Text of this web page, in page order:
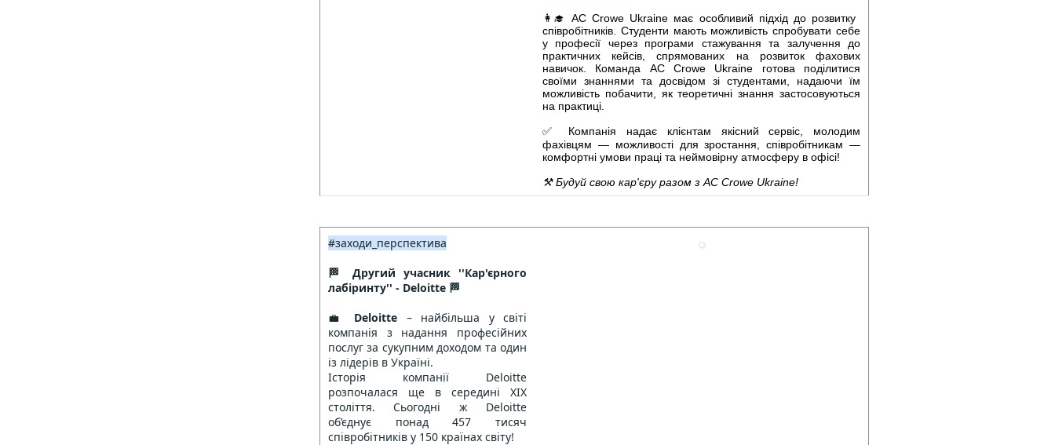
👩‍🎓 AC Crowe Ukraine має особливий підхід до розвитку
співробітників. Студенти мають можливість спробувати себе
у професії через програми стажування та залучення до
практичних кейсів, спрямованих на розвиток фахових
навичок. Команда AC Crowe Ukraine готова поділитися
своїми знаннями та досвідом зі студентами, надаючи їм
можливість побачити, як теоретичні знання застосовуються
на практиці.
✅ Компанія надає клієнтам якісний сервіс, молодим
фахівцям — можливості для зростання, співробітникам —
комфортні умови праці та неймовірну атмосферу в офісі!
⚒️ Будуй свою кар'єру разом з AC Crowe Ukraine!
#заходи_перспектива
🏁 Другий учасник ''Кар'єрного
лабіринту'' - Deloitte 🏁
💼 Deloitte – найбільша у світі
компанія з надання професійних
послуг за сукупним доходом та один
із лідерів в Україні.
Історія компанії Deloitte
розпочалася ще в середині ХІХ
століття. Сьогодні ж Deloitte
об’єднує понад 457 тисяч
співробітників у 150 країнах світу!